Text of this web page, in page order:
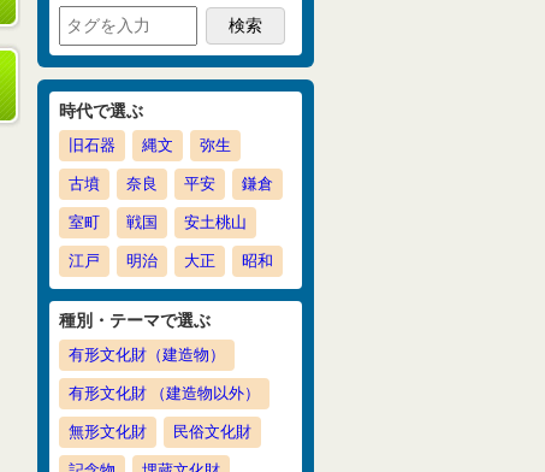
時代で選ぶ
旧石器 縄文 弥生
古墳 奈良 平安 鎌倉
室町 戦国 安土桃山
江戸 明治 大正 昭和
種別・テーマで選ぶ
有形文化財（建造物）
有形文化財 （建造物以外）
無形文化財 民俗文化財